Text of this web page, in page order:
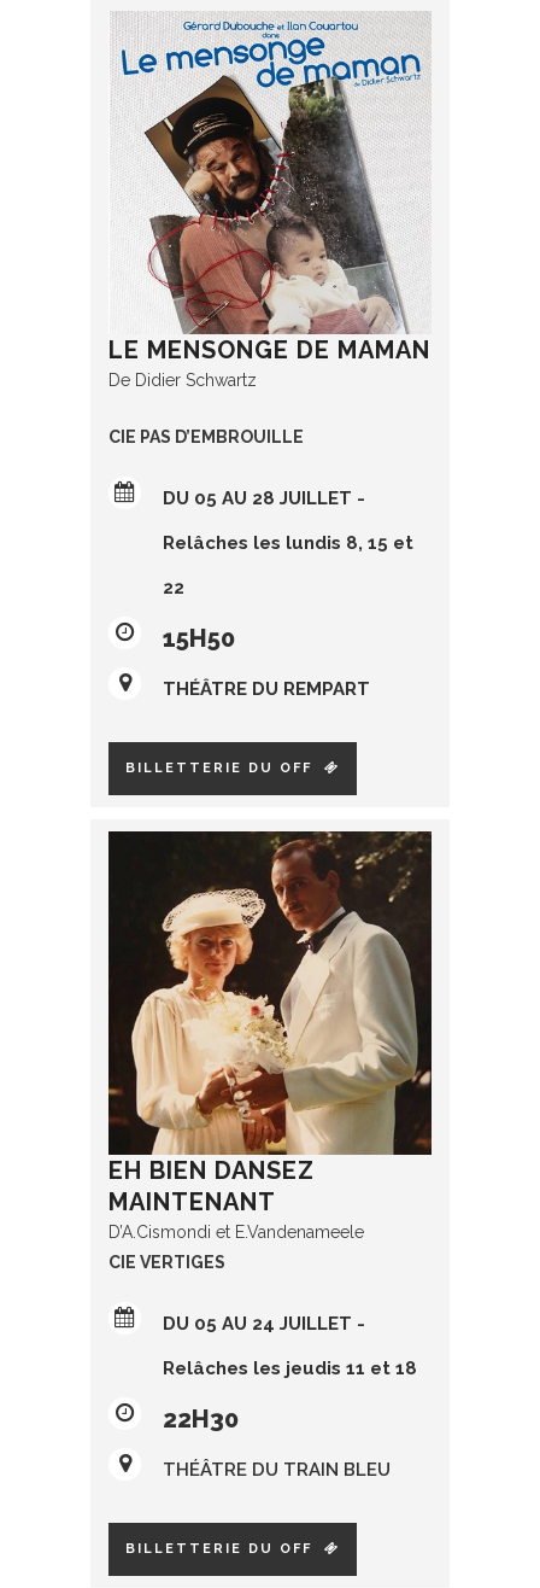
LE MENSONGE DE MAMAN
De Didier Schwartz
CIE PAS D’EMBROUILLE
DU 05 AU 28 JUILLET -
Relâches les lundis 8, 15 et
22
15H50
THÉÂTRE DU REMPART
BILLETTERIE DU OFF
EH BIEN DANSEZ
MAINTENANT
D’A.Cismondi et E.Vandenameele
CIE VERTIGES
DU 05 AU 24 JUILLET -
Relâches les jeudis 11 et 18
22H30
THÉÂTRE DU TRAIN BLEU
BILLETTERIE DU OFF